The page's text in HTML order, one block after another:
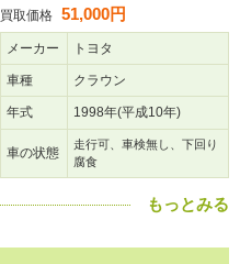
買取価格 51,000円
メーカー トヨタ
車種 クラウン
年式 1998年(平成10年)
車の状態
走行可、車検無し、下回り
腐食
もっとみる